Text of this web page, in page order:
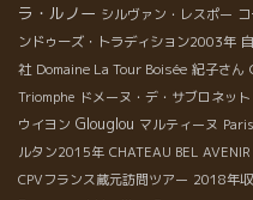
ラ・ルノー シルヴァン・レスポー
ンドゥーズ・トラディション2003年
社 Domaine La Tour Boisée 紀子さん
Triomphe ドメーヌ・デ・サブロネット
ウイヨン Glouglou マルティーヌ
ルタン2015年 CHATEAU BEL AVENIR
CPVフランス蔵元訪問ツアー 2018年